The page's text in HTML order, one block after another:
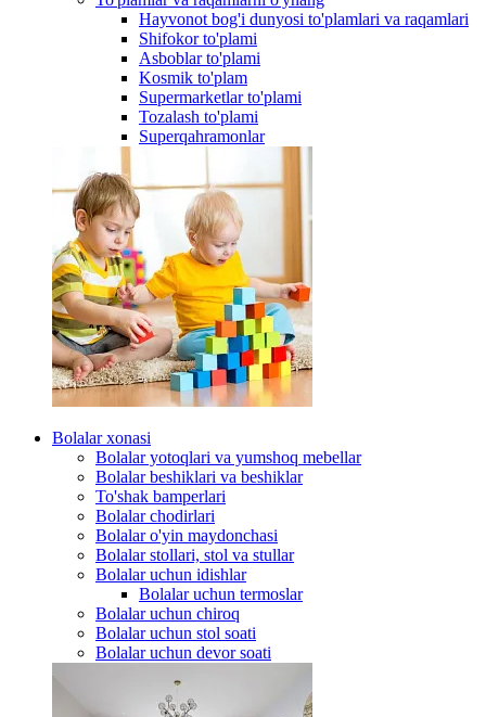
Hayvonot bog'i dunyosi to'plamlari va raqamlari
Shifokor to'plami
Asboblar to'plami
Kosmik to'plam
Supermarketlar to'plami
Tozalash to'plami
Superqahramonlar
Bolalar xonasi
Bolalar yotoqlari va yumshoq mebellar
Bolalar beshiklari va beshiklar
To'shak bamperlari
Bolalar chodirlari
Bolalar o'yin maydonchasi
Bolalar stollari, stol va stullar
Bolalar uchun idishlar
Bolalar uchun termoslar
Bolalar uchun chiroq
Bolalar uchun stol soati
Bolalar uchun devor soati